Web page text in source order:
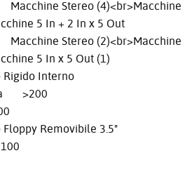
Stereo (4)<br>Macchine
5 In + 2 In x 5 Out
Stereo (2)<br>Macchine
5 In x 5 Out (1)
Rigido Interno
>200
Removibile 3.5"